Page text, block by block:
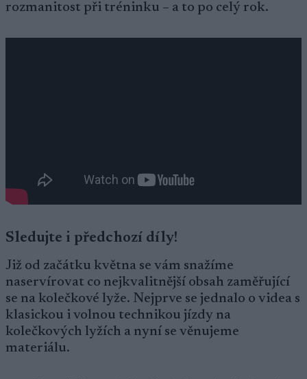
rozmanitost při tréninku – a to po celý rok.
Sledujte i předchozí díly!
Již od začátku května se vám snažíme
naservírovat co nejkvalitnější obsah zaměřující
se na kolečkové lyže. Nejprve se jednalo o videa s
klasickou i volnou technikou jízdy na
kolečkových lyžích a nyní se věnujeme
materiálu.